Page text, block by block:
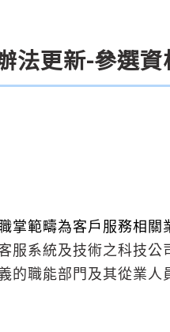
法更新-參選
掌範疇為客戶服務相
服系統及技術之科技
的職能部門及其從業人